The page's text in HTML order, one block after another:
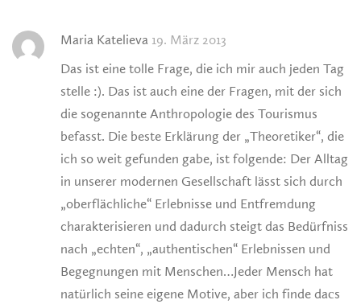
Maria Katelieva 19. März 2013
Das ist eine tolle Frage, die ich mir auch jeden Tag
stelle :). Das ist auch eine der Fragen, mit der sich
die sogenannte Anthropologie des Tourismus
befasst. Die beste Erklärung der „Theoretiker“, die
ich so weit gefunden gabe, ist folgende: Der Alltag
in unserer modernen Gesellschaft lässt sich durch
„oberflächliche“ Erlebnisse und Entfremdung
charakterisieren und dadurch steigt das Bedürfniss
nach „echten“, „authentischen“ Erlebnissen und
Begegnungen mit Menschen…Jeder Mensch hat
natürlich seine eigene Motive, aber ich finde daсs